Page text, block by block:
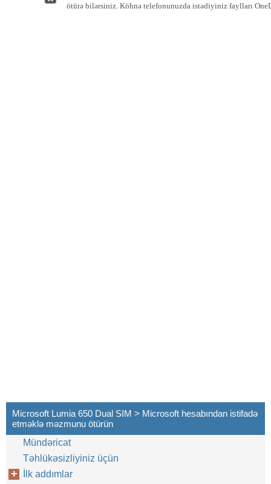
ötürə bilərsiniz. Köhnə telefonunuzda istədiyiniz faylları
Microsoft Lumia 650 Dual SIM > Microsoft hesabından istifadə
etməklə məzmunu ötürün
Mündəricat
Təhlükəsizliyiniz üçün
İlk addımlar